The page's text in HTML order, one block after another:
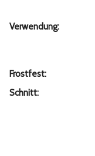
Verwendung:
Frostfest:
Schnitt: